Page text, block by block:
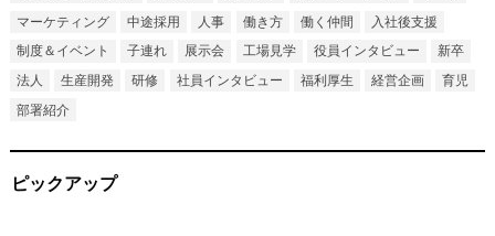
マーケティング
中途採用 人事 働き方 働く仲間
入社後支援
制度＆イベント
子連れ 展示会 工場見学 役員インタビュー
新卒
法人
生産開発 研修 社員インタビュー 福利厚生 経営企画
育児
部署紹介
ピックアップ